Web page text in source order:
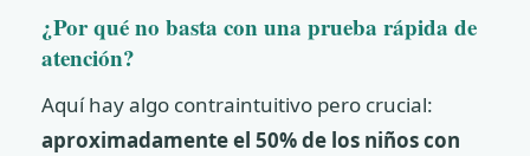
¿Por qué no basta con una prueba rápida de
atención?
Aquí hay algo contraintuitivo pero crucial:
aproximadamente el 50% de los niños con